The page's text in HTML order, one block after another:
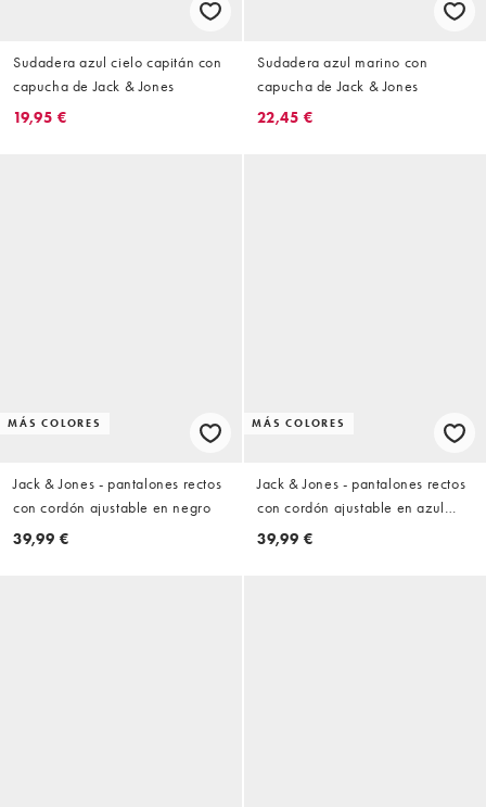
Sudadera azul cielo capitán con
capucha de Jack & Jones
19,95 €
Sudadera azul marino con
capucha de Jack & Jones
22,45 €
MÁS COLORES
Jack & Jones - pantalones rectos
con cordón ajustable en negro
39,99 €
MÁS COLORES
Jack & Jones - pantalones rectos
con cordón ajustable en azul
marino
39,99 €